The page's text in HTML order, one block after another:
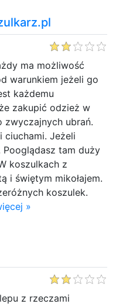
ma możliwość
warunkiem jeżeli go
każdemu
zakupić odzież w
zwyczajnych ubrań.
ciuchami. Jeżeli
tam duży
koszulkach z
i świętym mikołajem.
koszulek.
»
z rzeczami